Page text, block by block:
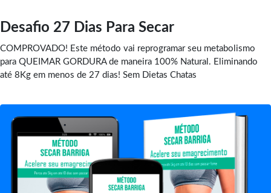
Desafio 27 Dias Para Secar
COMPROVADO! Este método vai reprogramar seu metabolismo
para QUEIMAR GORDURA de maneira 100% Natural. Eliminando
até 8Kg em menos de 27 dias! Sem Dietas Chatas